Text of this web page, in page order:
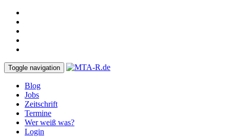
Toggle navigation
Blog
Jobs
Zeitschrift
Termine
Wer weiß was?
Login